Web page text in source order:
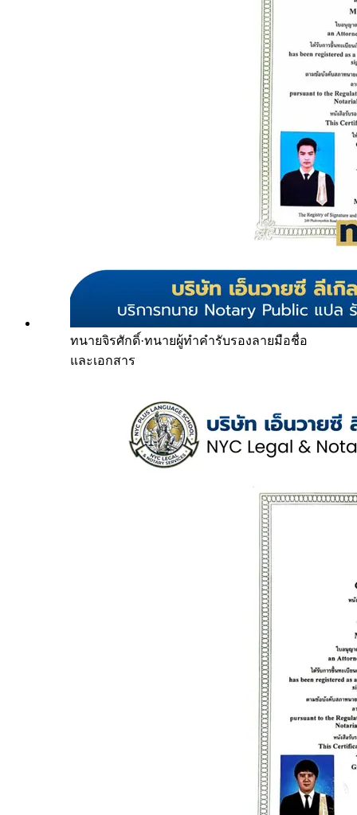
ทนายจิรศักดิ์·ทนายผู้ทำคำรับรองลายมือชื่อ
และเอกสาร